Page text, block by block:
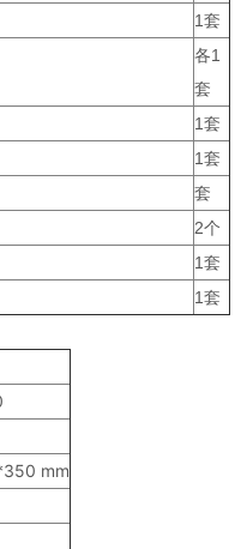
1套
各1
套
1套
1套
套
2个
1套
1套
mm